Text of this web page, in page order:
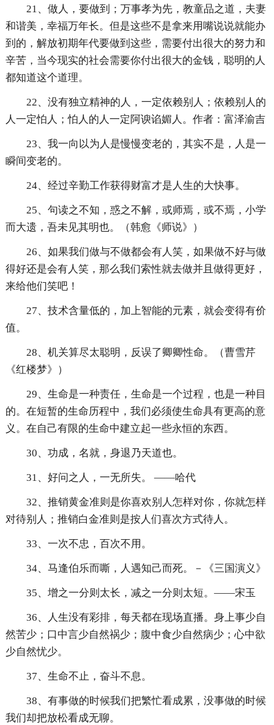
21、做人，要做到；万事孝为先，教童品之道，夫妻
和谐美，幸福万年长。但是这些不是拿来用嘴说说就能办
到的，解放初期年代要做到这些，需要付出很大的努力和
辛苦，当今现实的社会需要你付出很大的金钱，聪明的人
都知道这个道理。
22、没有独立精神的人，一定依赖别人；依赖别人的
人一定怕人；怕人的人一定阿谀谄媚人。作者：富泽渝吉
23、我一向以为人是慢慢变老的，其实不是，人是一
瞬间变老的。
24、经过辛勤工作获得财富才是人生的大快事。
25、句读之不知，惑之不解，或师焉，或不焉，小学
而大遗，吾未见其明也。（韩愈《师说》）
26、如果我们做与不做都会有人笑，如果做不好与做
得好还是会有人笑，那么我们索性就去做并且做得更好，
来给他们笑吧！
27、技术含量低的，加上智能的元素，就会变得有价
值。
28、机关算尽太聪明，反误了卿卿性命。（曹雪芹
《红楼梦》）
29、生命是一种责任，生命是一个过程，也是一种目
的。在短暂的生命历程中，我们必须使生命具有更高的意
义。在自己有限的生命中建立起一些永恒的东西。
30、功成，名就，身退乃天道也。
31、好问之人，一无所失。 ——哈代
32、推销黄金准则是你喜欢别人怎样对你，你就怎样
对待别人；推销白金准则是按人们喜次方式待人。
33、一次不忠，百次不用。
34、马逢伯乐而嘶，人遇知己而死。－《三国演义》
35、增之一分则太长，减之一分则太短。——宋玉
36、人生没有彩排，每天都在现场直播。身上事少自
然苦少；口中言少自然祸少；腹中食少自然病少；心中欲
少自然忧少。
37、生命不止，奋斗不息。
38、有事做的时候我们把繁忙看成累，没事做的时候
我们却把放松看成无聊。